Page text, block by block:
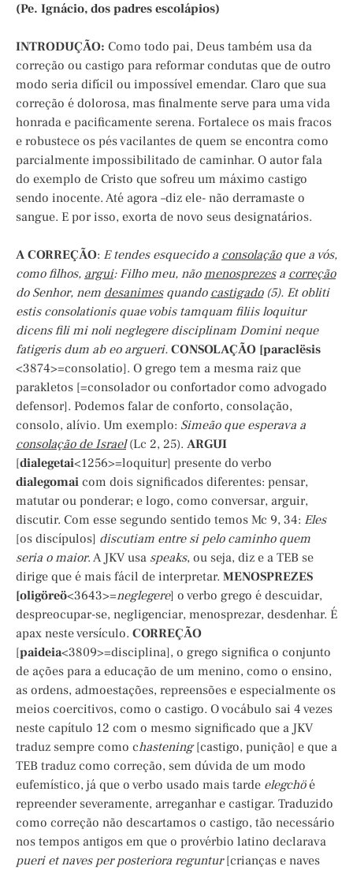
(Pe. Ignácio, dos padres escolápios)
INTRODUÇÃO: Como todo pai, Deus também usa da
correção ou castigo para reformar condutas que de outro
modo seria difícil ou impossível emendar. Claro que sua
correção é dolorosa, mas finalmente serve para uma vida
honrada e pacificamente serena. Fortalece os mais fracos
e robustece os pés vacilantes de quem se encontra como
parcialmente impossibilitado de caminhar. O autor fala
do exemplo de Cristo que sofreu um máximo castigo
sendo inocente. Até agora –diz ele- não derramaste o
sangue. E por isso, exorta de novo seus designatários.
A CORREÇÃO: E tendes esquecido a consolaçãoque a vós,
como filhos, argui: Filho meu, nãomenosprezesa correção
do Senhor, nem desanimesquando castigado(5). Et obliti
estis consolationis quae vobis tamquam filiis loquitur
dicens fili mi noli neglegere disciplinam Domini neque
fatigeris dum ab eo argueri. CONSOLAÇÃO [paraclësis
<3874>=consolatio]. O grego tem a mesma raiz que
parakletos [=consolador ou confortador como advogado
defensor]. Podemos falar de conforto, consolação,
consolo, alívio. Um exemplo: Simeão que esperava a
consolação de Israel(Lc 2, 25). ARGUI
[dialegetai<1256>=loquitur] presente do verbo
dialegomai com dois significados diferentes: pensar,
matutar ou ponderar; e logo, como conversar, arguir,
discutir. Com esse segundo sentido temos Mc 9, 34: Eles
[os discípulos] discutiam entre si pelo caminho quem
seria o maior. A JKV usa speaks, ou seja, diz e a TEB se
dirige que é mais fácil de interpretar. MENOSPREZES
[oligöreö<3643>=neglegere] o verbo grego é descuidar,
despreocupar-se, negligenciar, menosprezar, desdenhar. É
apax neste versículo. CORREÇÃO
[paideia<3809>=disciplina], o grego significa o conjunto
de ações para a educação de um menino, como o ensino,
as ordens, admoestações, repreensões e especialmente os
meios coercitivos, como o castigo. O vocábulo sai 4 vezes
neste capítulo 12 com o mesmo significado que a JKV
traduz sempre como chastening[castigo, punição] e que a
TEB traduz como correção, sem dúvida de um modo
eufemístico, já que o verbo usado mais tarde elegchöé
repreender severamente, arreganhar e castigar. Traduzido
como correção não descartamos o castigo, tão necessário
nos tempos antigos em que o provérbio latino declarava
pueri et naves per posteriora reguntur[crianças e naves